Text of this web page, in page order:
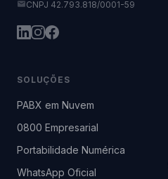
CNPJ 42.793.818/0001-59
SOLUÇÕES
PABX em Nuvem
0800 Empresarial
Portabilidade Numérica
WhatsApp Oficial